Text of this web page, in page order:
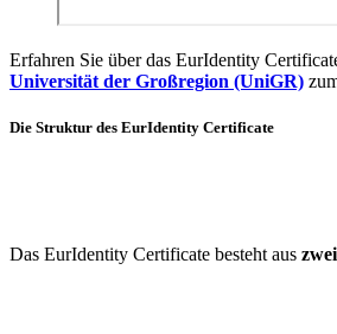
Erfahren Sie über das EurIdentity
Universität der Großregion (UniGR)
Die Struktur des EurIdentity Certificate
Das EurIdentity Certificate besteht aus